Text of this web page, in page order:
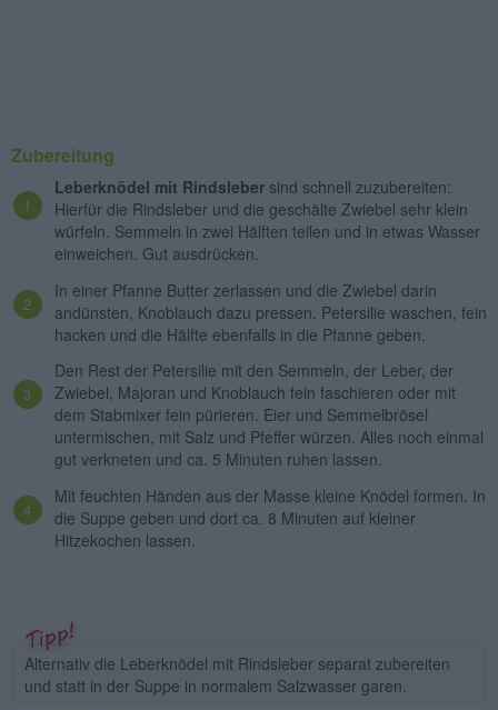
Zubereitung
Leberknödel mit Rindsleber sind schnell zuzubereiten:
Hierfür die Rindsleber und die geschälte Zwiebel sehr klein
würfeln. Semmeln in zwei Hälften teilen und in etwas Wasser
einweichen. Gut ausdrücken.
In einer Pfanne Butter zerlassen und die Zwiebel darin
andünsten, Knoblauch dazu pressen. Petersilie waschen, fein
hacken und die Hälfte ebenfalls in die Pfanne geben.
Den Rest der Petersilie mit den Semmeln, der Leber, der
Zwiebel, Majoran und Knoblauch fein faschieren oder mit
dem Stabmixer fein pürieren. Eier und Semmelbrösel
untermischen, mit Salz und Pfeffer würzen. Alles noch einmal
gut verkneten und ca. 5 Minuten ruhen lassen.
Mit feuchten Händen aus der Masse kleine Knödel formen. In
die Suppe geben und dort ca. 8 Minuten auf kleiner
Hitzekochen lassen.
Alternativ die Leberknödel mit Rindsleber separat zubereiten
und statt in der Suppe in normalem Salzwasser garen.